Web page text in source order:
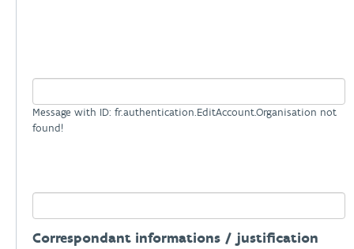
Message with ID: fr.authentication.EditAccount.Organisation not
found!
Correspondant informations / justification